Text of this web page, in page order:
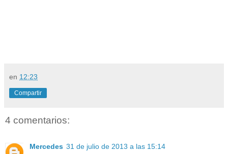
en 12:23
Compartir
4 comentarios:
Mercedes 31 de julio de 2013 a las 15:14